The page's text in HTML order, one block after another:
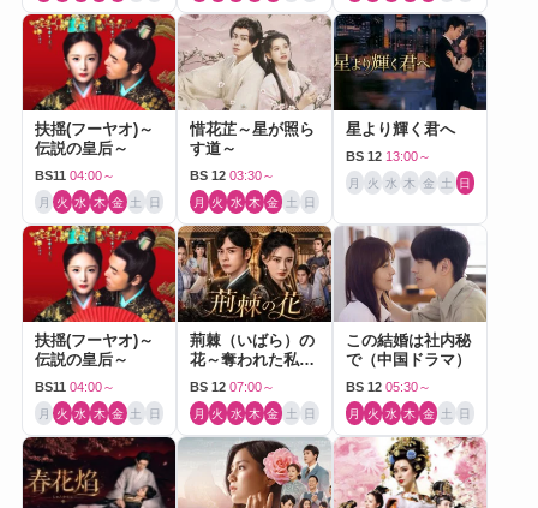
扶揺(フーヤオ)～
伝説の皇后～
BS11 04:00～
月 火 水 木 金 土 日
惜花芷～星が照ら
す道～
BS 12 03:30～
月 火 水 木 金 土 日
星より輝く君へ
BS 12 13:00～
月 火 水 木 金 土 日
扶揺(フーヤオ)～
伝説の皇后～
BS11 04:00～
月 火 水 木 金 土 日
荊棘（いばら）の
花～奪われた私～
（中国ドラマ）
BS 12 07:00～
月 火 水 木 金 土 日
この結婚は社内秘
で（中国ドラマ）
BS 12 05:30～
月 火 水 木 金 土 日